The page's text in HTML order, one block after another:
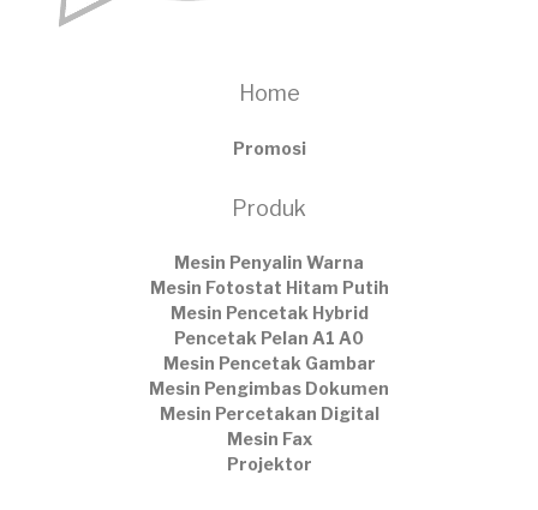
Home
Promosi
Produk
Mesin Penyalin Warna
Mesin Fotostat Hitam Putih
Mesin Pencetak Hybrid
Pencetak Pelan A1 A0
Mesin Pencetak Gambar
Mesin Pengimbas Dokumen
Mesin Percetakan Digital
Mesin Fax
Projektor